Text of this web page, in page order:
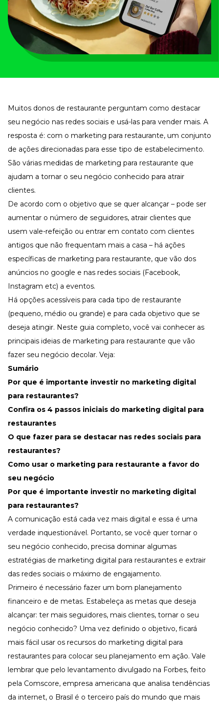
Tudo para facilitar a rotina
Imprensa
VR na Imprensa
Cursos
Cursos
Explore o nosso acervo
Departamento Pessoal
Para simplificar os processos
Gestão de Empresas e Negócios
Eleve os resultados da organização
Gestão de Pessoas e Liderança
Capacitação com especialistas
Recursos Humanos
Treinamento de Produto
Desenvolva a sua equipe
Materiais Gratuitos
Materiais Gratuitos
Todos os Materiais Gratuitos
Confira nossos materiais
E-book
Aprofunde seu conhecimento
Ferramentas e Templates
Para agilizar o seu trabalho
Infográfico
Conteúdo prático e rápido
Kits
Materiais centralizados
Lives
Muitos donos de restaurante perguntam como destacar
seu negócio nas redes sociais e usá-las para vender mais. A
resposta é: com o marketing para restaurante, um conjunto
de ações direcionadas para esse tipo de estabelecimento.
São várias medidas de marketing para restaurante que
ajudam a tornar o seu negócio conhecido para atrair
clientes.
De acordo com o objetivo que se quer alcançar – pode ser
aumentar o número de seguidores, atrair clientes que
usem vale-refeição ou entrar em contato com clientes
antigos que não frequentam mais a casa – há ações
específicas de marketing para restaurante, que vão dos
anúncios no google e nas redes sociais (Facebook,
Instagram etc) a eventos.
Há opções acessíveis para cada tipo de restaurante
(pequeno, médio ou grande) e para cada objetivo que se
deseja atingir. Neste guia completo, você vai conhecer as
principais ideias de marketing para restaurante que vão
fazer seu negócio decolar. Veja:
Sumário
Por que é importante investir no marketing digital
para restaurantes?
Confira os 4 passos iniciais do marketing digital para
restaurantes
O que fazer para se destacar nas redes sociais para
restaurantes?
Como usar o marketing para restaurante a favor do
seu negócio
Por que é importante investir no marketing digital
para restaurantes?
A comunicação está cada vez mais digital e essa é uma
verdade inquestionável. Portanto, se você quer tornar o
seu negócio conhecido, precisa dominar algumas
estratégias de marketing digital para restaurantes e extrair
das redes sociais o máximo de engajamento.
Primeiro é necessário fazer um bom planejamento
financeiro e de metas. Estabeleça as metas que deseja
alcançar: ter mais seguidores, mais clientes, tornar o seu
negócio conhecido? Uma vez definido o objetivo, ficará
mais fácil usar os recursos do marketing digital para
restaurantes para colocar seu planejamento em ação. Vale
lembrar que pelo levantamento divulgado na Forbes, feito
pela Comscore, empresa americana que analisa tendências
da internet, o Brasil é o terceiro país do mundo que mais